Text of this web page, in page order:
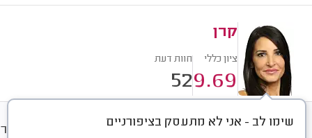
קרן
ציון כללי
9.69
חוות דעת
52
שימו לב - אני לא מתעסק בציפורניים
חוות דעת מחירים